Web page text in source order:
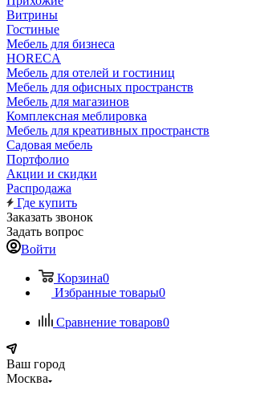
Витрины
Гостиные
Мебель для бизнеса
HORECA
Мебель для отелей и гостиниц
Мебель для офисных пространств
Мебель для магазинов
Комплексная меблировка
Мебель для креативных пространств
Садовая мебель
Портфолио
Акции и скидки
Распродажа
Где купить
Заказать звонок
Задать вопрос
Войти
Корзина0
Избранные товары0
Сравнение товаров0
Ваш город
Москва